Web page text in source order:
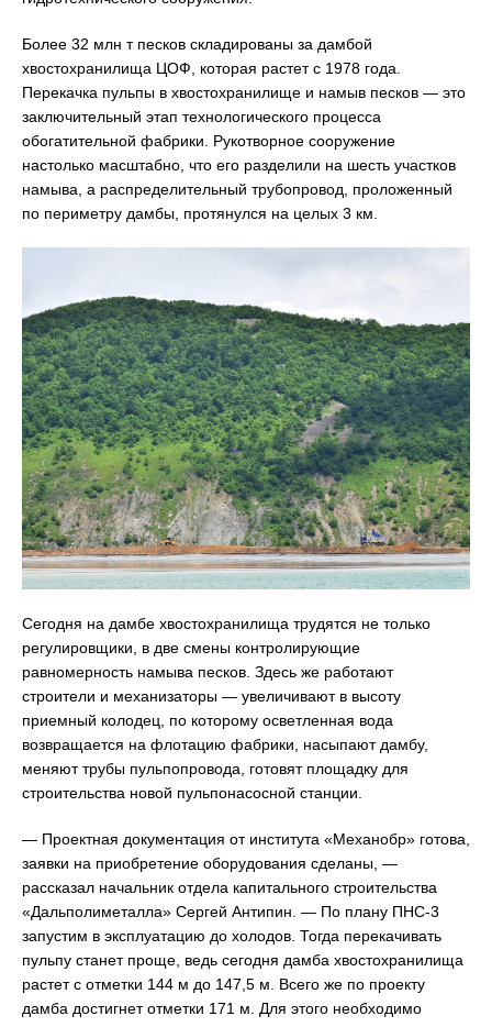
Более 32 млн т песков складированы за дамбой
хвостохранилища ЦОФ, которая растет с 1978 года.
Перекачка пульпы в хвостохранилище и намыв песков — это
заключительный этап технологического процесса
обогатительной фабрики. Рукотворное сооружение
настолько масштабно, что его разделили на шесть участков
намыва, а распределительный трубопровод, проложенный
по периметру дамбы, протянулся на целых 3 км.
Сегодня на дамбе хвостохранилища трудятся не только
регулировщики, в две смены контролирующие
равномерность намыва песков. Здесь же работают
строители и механизаторы — увеличивают в высоту
приемный колодец, по которому осветленная вода
возвращается на флотацию фабрики, насыпают дамбу,
меняют трубы пульпопровода, готовят площадку для
строительства новой пульпонасосной станции.
— Проектная документация от института «Механобр» готова,
заявки на приобретение оборудования сделаны, —
рассказал начальник отдела капитального строительства
«Дальполиметалла» Сергей Антипин. — По плану ПНС-3
запустим в эксплуатацию до холодов. Тогда перекачивать
пульпу станет проще, ведь сегодня дамба хвостохранилища
растет с отметки 144 м до 147,5 м. Всего же по проекту
дамба достигнет отметки 171 м. Для этого необходимо